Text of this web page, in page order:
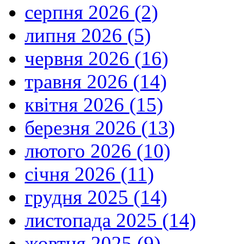
серпня 2026 (2)
липня 2026 (5)
червня 2026 (16)
травня 2026 (14)
квітня 2026 (15)
березня 2026 (13)
лютого 2026 (10)
січня 2026 (11)
грудня 2025 (14)
листопада 2025 (14)